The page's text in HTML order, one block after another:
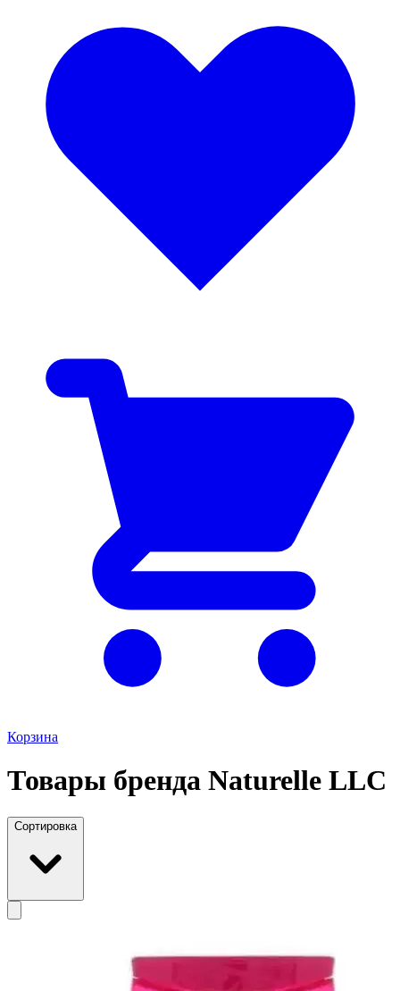
Корзина
Товары бренда Naturelle LLC
Сортировка